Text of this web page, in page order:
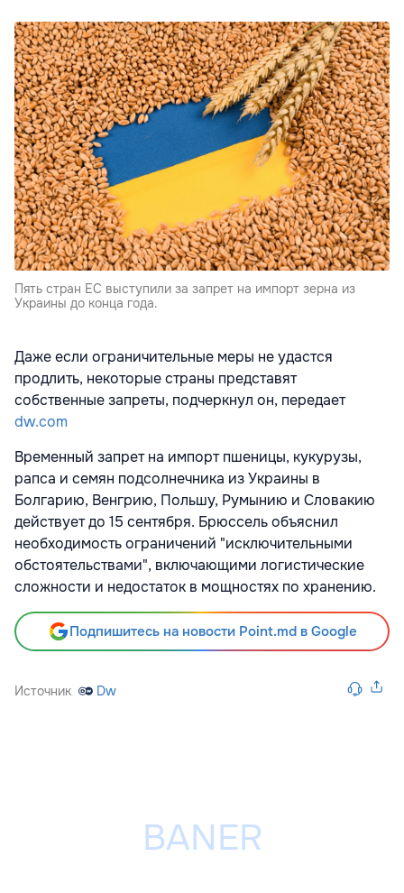
Пять стран ЕС выступили за запрет на импорт зерна из
Украины до конца года.
Даже если ограничительные меры не удастся
продлить, некоторые страны представят
собственные запреты, подчеркнул он, передает
dw.com
Временный запрет на импорт пшеницы, кукурузы,
рапса и семян подсолнечника из Украины в
Болгарию, Венгрию, Польшу, Румынию и Словакию
действует до 15 сентября. Брюссель объяснил
необходимость ограничений "исключительными
обстоятельствами", включающими логистические
сложности и недостаток в мощностях по хранению.
Подпишитесь на новости Point.md в Google
Источник Dw